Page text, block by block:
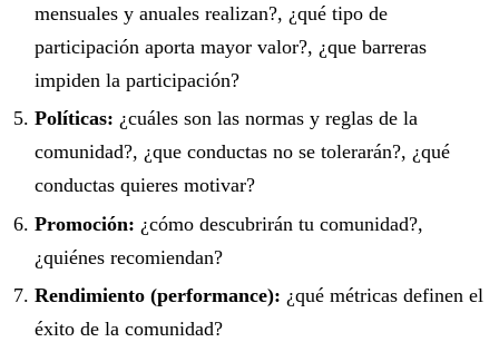
mensuales y anuales realizan?, ¿qué tipo de
participación aporta mayor valor?, ¿que barreras
impiden la participación?
Políticas: ¿cuáles son las normas y reglas de la
comunidad?, ¿que conductas no se tolerarán?, ¿qué
conductas quieres motivar?
Promoción: ¿cómo descubrirán tu comunidad?,
¿quiénes recomiendan?
Rendimiento (performance): ¿qué métricas definen el
éxito de la comunidad?